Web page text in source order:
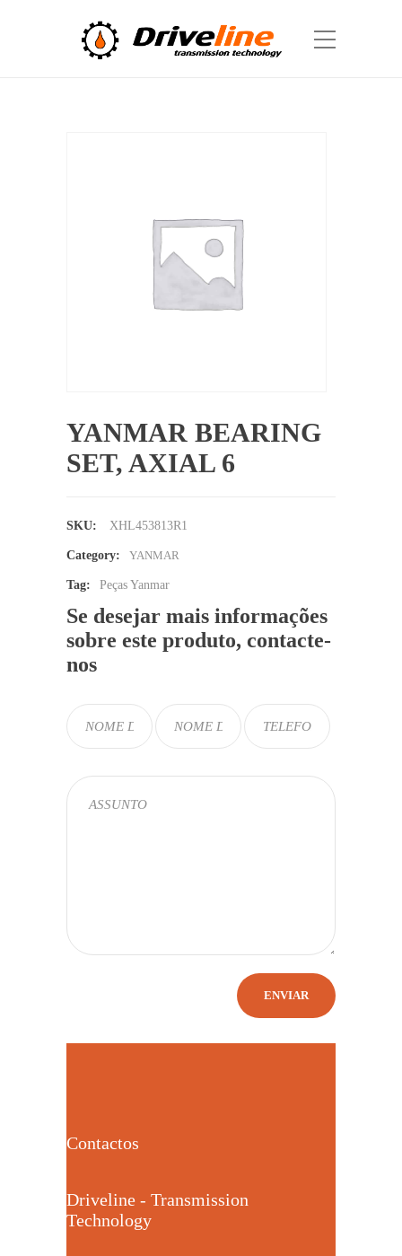
YANMAR BEARING
SET, AXIAL 6
SKU: XHL453813R1
Category: YANMAR
Tag: Peças Yanmar
Se desejar mais informações
sobre este produto, contacte-
nos
Contactos
Driveline - Transmission
Technology